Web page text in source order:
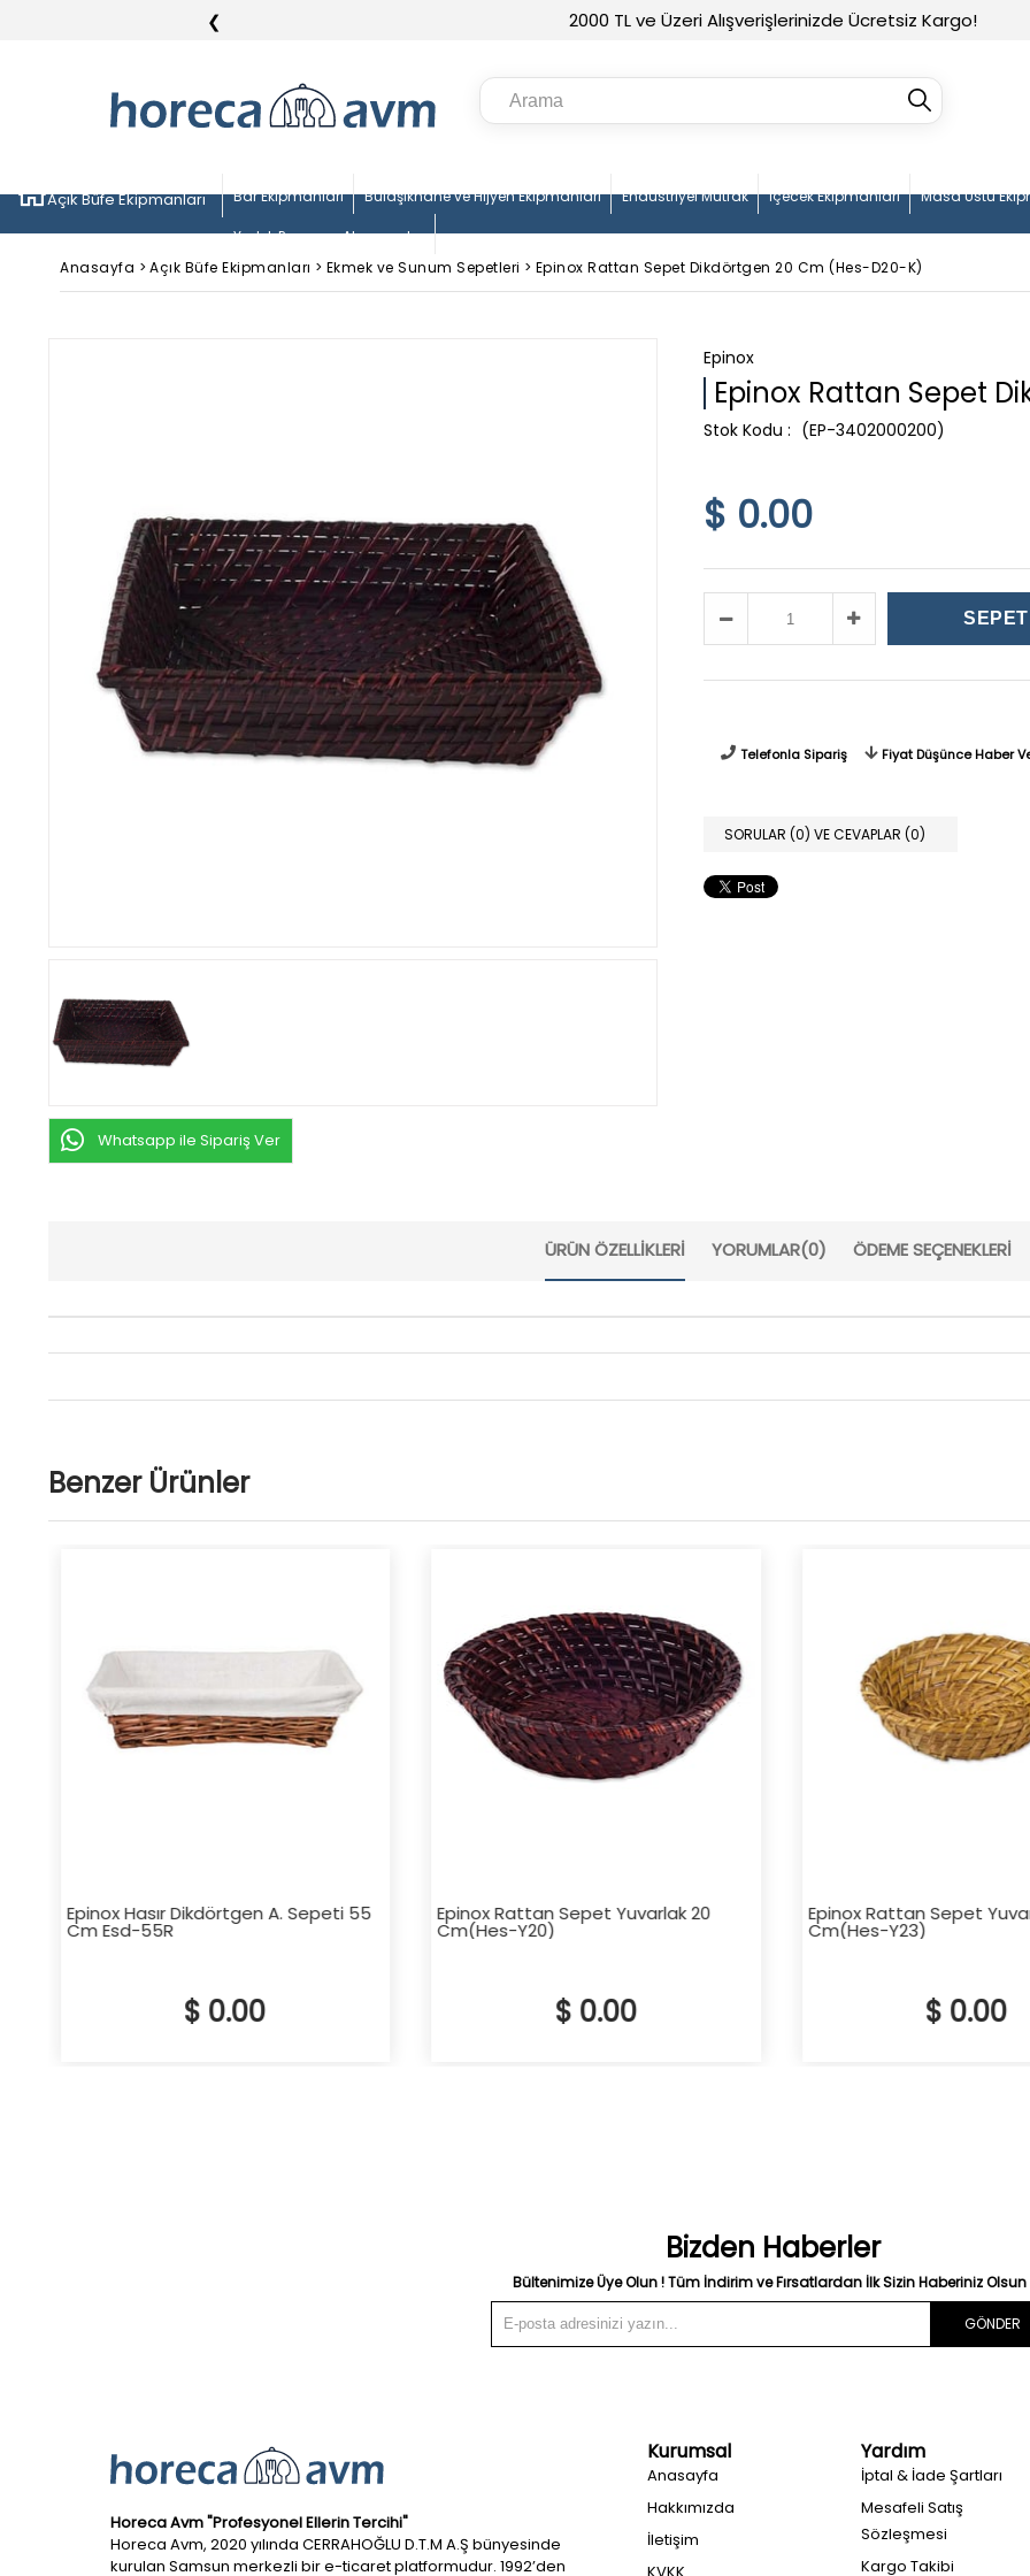
2000 TL ve Üzeri Alışverişlerinizde Ücretsiz Kargo!
❮
Açık Büfe Ekipmanları Bar Ekipmanları Bulaşıkhane ve Hijyen Ekipmanları Endüstriyel Mutfak İçecek Ekipmanları Masa Üstü
Yedek Parça ve Aksesuarlar
Anasayfa > Açık Büfe Ekipmanları > Ekmek ve Sunum Sepetleri > Epinox Rattan Sepet Dikdörtgen 20 Cm (Hes-D20-K)
Whatsapp ile Sipariş Ver
Epinox
Epinox Rattan Sepet
(EP-3402000200)
$ 0.00
Telefonla Sipariş Fiyat Düşünce Haber
SORULAR (0) VE CEVAPLAR (0)
ÜRÜN ÖZELLIKLERI YORUMLAR(0) ÖDEME SEÇENEKLERI
Benzer Ürünler
Epinox Hasır Dikdörtgen A. Sepeti 55
Cm Esd-55R
$ 0.00
Epinox Rattan Sepet Yuvarlak 20
Cm(Hes-Y20)
$ 0.00
Epinox Rattan Sepet
Cm(Hes-Y23)
$ 0.00
Bizden Haberler
Bültenimize Üye Olun ! Tüm İndirim ve Fırsatlardan İlk Sizin Haberiniz Olsun
GÖNDER
Horeca Avm "Profesyonel Ellerin Tercihi"
Horeca Avm, 2020 yılında CERRAHOĞLU D.T.M A.Ş bünyesinde
kurulan Samsun merkezli bir e-ticaret platformudur. 1992’den
Kurumsal
Anasayfa
Hakkımızda
İletişim
KVKK
Yardım
İptal & İade Şartları
Mesafeli Satış
Sözleşmesi
Kargo Takibi